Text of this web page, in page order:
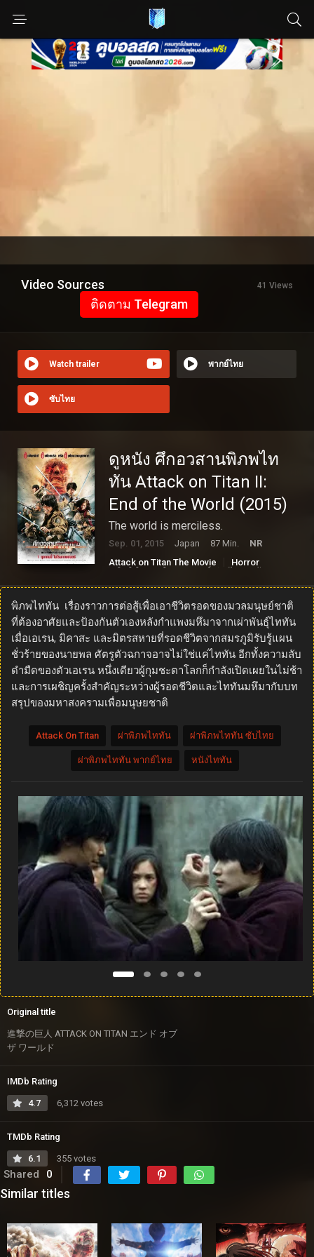
Video Sources 41 Views
ติดตาม Telegram
Watch trailer พากย์ไทย
ซับไทย
ดูหนัง ศึกอวสานพิภพไท
ทัน Attack on Titan II:
End of the World (2015)
The world is merciless.
Sep. 01, 2015 Japan 87 Min.
NR
Attack on Titan The Movie
Horror
พิภพไททัน เรื่องราวการต่อสู้เพื่อเอาชีวิตรอดของมวลมนุษย์ชาติ
ที่ต้องอาศัยและป้องกันตัวเองหลังกำแพงมหึมาจากเผ่าพันธุ์ไททัน
เมื่อเอเรน, มิคาสะ และมิตรสหายที่รอดชีวิตจากสมรภูมิรับรู้แผน
ชั่วร้ายของนายพล ศัตรูตัวฉกาจอาจไม่ใช่แค่ไททัน อีกทั้งความลับ
ดำมืดของตัวเอเรน หนึ่งเดียวผู้กุมชะตาโลกก็กำลังเปิดเผยในไม่ช้า
และการเผชิญครั้งสำคัญระหว่างผู้รอดชีวิตและไททันมหึมากับบท
สรุปของมหาสงครามเพื่อมนุษยชาติ
Attack On Titan ผ่าพิภพไททัน ผ่าพิภพไททัน ซับไทย
ผ่าพิภพไททัน พากย์ไทย หนังไททัน
Original title
進撃の巨人 ATTACK ON TITAN エンド オブ
ザ ワールド
IMDb Rating
4.7 6,312 votes
TMDb Rating
6.1 355 votes
Shared 0
Similar titles